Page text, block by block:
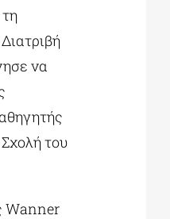
να
του
Wanner